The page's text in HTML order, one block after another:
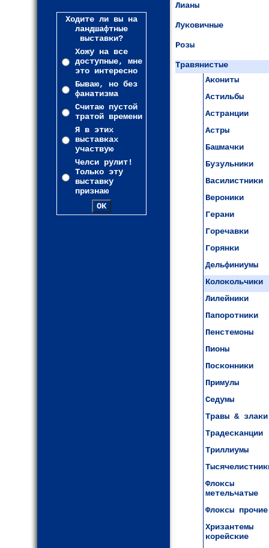
Ходите ли вы на
ландшафтные
выставки?
Хожу на все
доступные, мне
это интересно
Бываю, но без
фанатизма
Считаю пустой
тратой времени
Я в этих
выставках
участвую
Челси рулит!
Только эту
выставку
признаю
Лианы
Луковичные
Розы
Травянистые
Акониты
Астильбы
Астранции
Астры
Башмачки
Бузульники
Василистники
Вероники
Герани
Горечавки
Горянки
Дельфиниумы
Колокольчики
Лилейники
Папоротники
Пенстемоны
Пионы
Посконники
Примулы
Седумы
Травы & злаки
Традесканции
Триллиумы
Флоксы
метельчатые
Флоксы прочие
Хризантемы
корейские